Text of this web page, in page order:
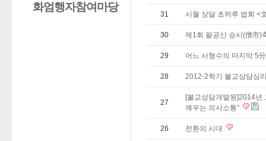
화엄행자참여마당
31 시월 상달 초하루 법회 <
30 제1회 팔공산 승시(僧市
29 어느 사형수의 마지막 5
28 2012-2학기 불교상담심
27
[불교상담개발원]2014년
깨우는 의사소통"
26 전환의 시대